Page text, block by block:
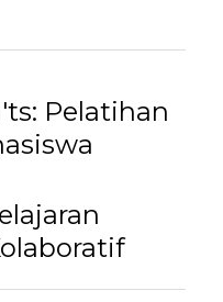
Pelatihan